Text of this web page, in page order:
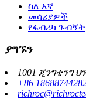
ስለ እኛ
መሳሪያዎች
የፋብሪካ ጉብኝት
ያግኙን
1001 ጂንግቲንግ
+86